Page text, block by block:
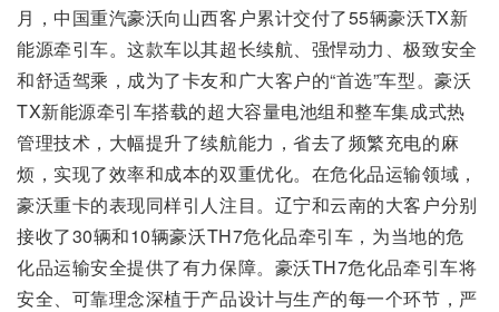
月，中国重汽豪沃向山西客户累计交付了55辆豪沃TX新
能源牵引车。这款车以其超长续航、强悍动力、极致安全
和舒适驾乘，成为了卡友和广大客户的“首选”车型。豪沃
TX新能源牵引车搭载的超大容量电池组和整车集成式热
管理技术，大幅提升了续航能力，省去了频繁充电的麻
烦，实现了效率和成本的双重优化。在危化品运输领域，
豪沃重卡的表现同样引人注目。辽宁和云南的大客户分别
接收了30辆和10辆豪沃TH7危化品牵引车，为当地的危
化品运输安全提供了有力保障。豪沃TH7危化品牵引车将
安全、可靠理念深植于产品设计与生产的每一个环节，严